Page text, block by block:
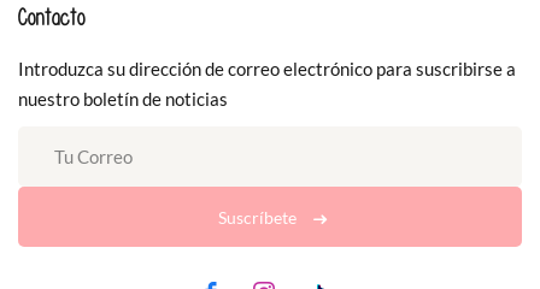
Contacto
Introduzca su dirección de correo electrónico para suscribirse a
nuestro boletín de noticias
Suscríbete